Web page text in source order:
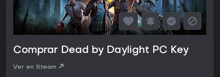
Comprar Dead by Daylight PC Key
Ver en Steam